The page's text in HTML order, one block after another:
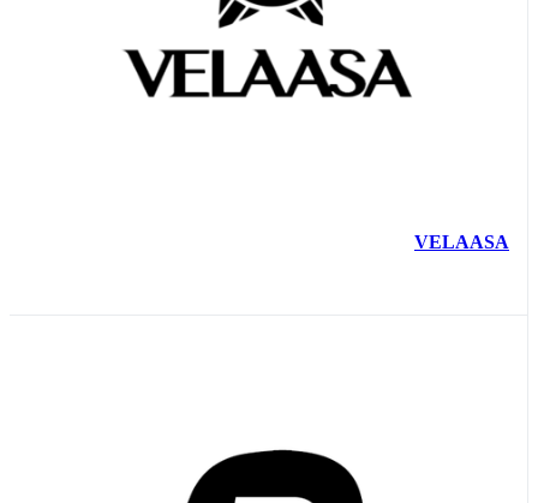
VELAASA